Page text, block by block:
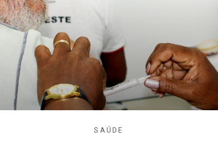
SAÚDE